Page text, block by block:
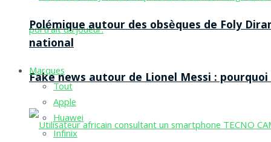
Fake news autour de Lionel Messi :
Polémique autour des obsèques de Foly
national
Marques
Tout
Apple
Huawei
Infinix